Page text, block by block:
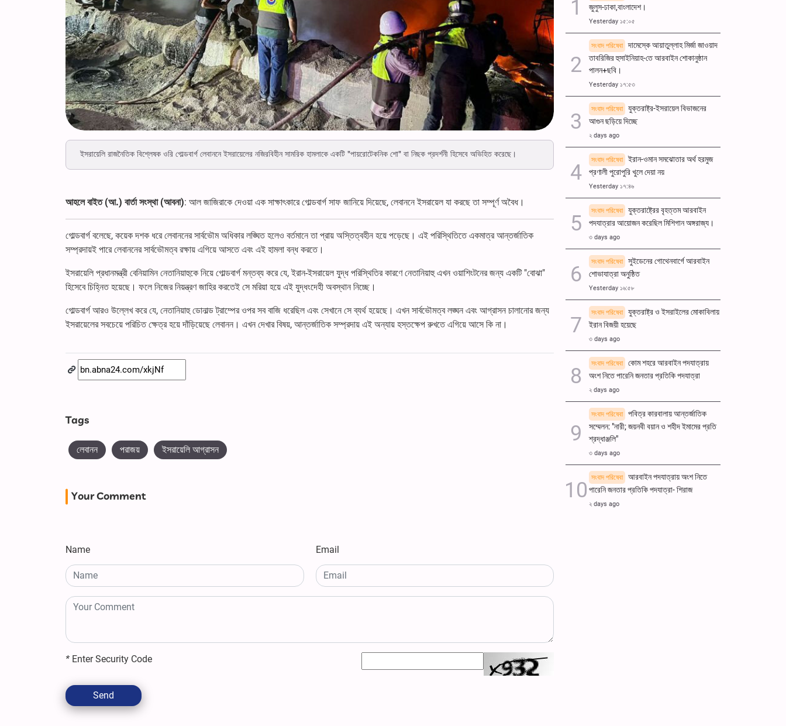
ইসরায়েলি রাজনৈতিক বিশ্লেষক ওরি গোল্ডবার্গ লেবাননে ইসরায়েলের নজিরবিহীন সামরিক হামলাকে একটি "পায়রোটেকনিক শো" বা নিছক প্রদর্শনী হিসেবে অভিহিত করেছে।
আহলে বাইত (আ.) বার্তা সংস্থা (আবনা): আল জাজিরাকে দেওয়া এক সাক্ষাৎকারে গোল্ডবার্গ সাফ জানিয়ে দিয়েছে, লেবাননে ইসরায়েল যা করছে তা সম্পূর্ণ অবৈধ।
গোল্ডবার্গ বলেছে, কয়েক দশক ধরে লেবাননের সার্বভৌম অধিকার লঙ্ঘিত হলেও বর্তমানে তা প্রায় অস্তিত্বহীন হয়ে পড়েছে। এই পরিস্থিতিতে একমাত্র আন্তর্জাতিক
সম্প্রদায়ই পারে লেবাননের সার্বভৌমত্ব রক্ষায় এগিয়ে আসতে এবং এই হামলা বন্ধ করতে।
ইসরায়েলি প্রধানমন্ত্রী বেনিয়ামিন নেতানিয়াহুকে নিয়ে গোল্ডবার্গ মন্তব্য করে যে, ইরান-ইসরায়েল যুদ্ধ পরিস্থিতির কারণে নেতানিয়াহু এখন ওয়াশিংটনের জন্য একটি "বোঝা"
হিসেবে চিহ্নিত হয়েছে। ফলে নিজের নিয়ন্ত্রণ জাহির করতেই সে মরিয়া হয়ে এই যুদ্ধংদেহী অবস্থান নিচ্ছে।
গোল্ডবার্গ আরও উল্লেখ করে যে, নেতানিয়াহু ডোনাল্ড ট্রাম্পের ওপর সব বাজি ধরেছিল এবং সেখানে সে ব্যর্থ হয়েছে। এখন সার্বভৌমত্ব লঙ্ঘন এবং আগ্রাসন চালানোর জন্য
ইসরায়েলের সবচেয়ে পরিচিত ক্ষেত্র হয়ে দাঁড়িয়েছে লেবানন। এখন দেখার বিষয়, আন্তর্জাতিক সম্প্রদায় এই অন্যায় হস্তক্ষেপ রুখতে এগিয়ে আসে কি না।
Tags
লেবানন পরাজয় ইসরায়েলি আগ্রাসন
Your Comment
Name Email
* Enter Security Code
Send
জুলুস-ঢাকা,বাংলাদেশ।
Yesterday ১৫:০৫
সংবাদ পরিষেবা
দামেস্কে আয়াতুল্লাহ মির্জা জাওয়াদ
তাবরিজির হুসাইনিয়াহ-তে আরবাইন শোকানুষ্ঠান
পালন+ছবি।
Yesterday ১৭:৫৩
সংবাদ পরিষেবা
যুক্তরাষ্ট্র-ইসরায়েল বিভাজনের
আগুন ছড়িয়ে দিচ্ছে
২ days ago
সংবাদ পরিষেবা
ইরান-ওমান সমঝোতার অর্থ হরমুজ
প্রণালী পুরোপুরি খুলে দেয়া নয়
Yesterday ১৭:৪৬
সংবাদ পরিষেবা
যুক্তরাষ্ট্রের বৃহত্তম আরবাইন
পদযাত্রার আয়োজন করেছিল মিশিগান অঙ্গরাজ্য।
৩ days ago
সংবাদ পরিষেবা
সুইডেনের গোথেনবার্গে আরবাইন
শোভাযাত্রা অনুষ্ঠিত
Yesterday ১৬:৫৮
সংবাদ পরিষেবা
যুক্তরাষ্ট্র ও ইসরাইলের মোকাবিলায়
ইরান বিজয়ী হয়েছে
৩ days ago
সংবাদ পরিষেবা
কোম শহরে আরবাইন পদযাত্রায়
অংশ নিতে পারেনি জনতার প্রতিকি পদযাত্রা
২ days ago
সংবাদ পরিষেবা
পবিত্র কারবালায় আন্তর্জাতিক
সম্মেলন: "নারী; জয়নবী বয়ান ও শহীদ ইমামের প্রতি
শ্রদ্ধাঞ্জলি"
৩ days ago
সংবাদ পরিষেবা
আরবাইন পদযাত্রায় অংশ নিতে
পারেনি জনতার প্রতিকি পদযাত্রা- শিরাজ
২ days ago